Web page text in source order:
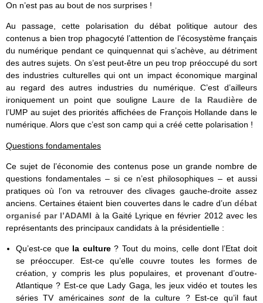
On n’est pas au bout de nos surprises !
Au passage, cette polarisation du débat politique autour des
contenus a bien trop phagocyté l’attention de l’écosystème français
du numérique pendant ce quinquennat qui s’achève, au détriment
des autres sujets. On s’est peut-être un peu trop préoccupé du sort
des industries culturelles qui ont un impact économique marginal
au regard des autres industries du numérique. C’est d’ailleurs
ironiquement un point que souligne Laure de la Raudièrede
l’UMP au sujet des priorités affichées de François Hollande dans le
numérique. Alors que c’est son camp qui a créé cette polarisation !
Questions fondamentales
Ce sujet de l’économie des contenus pose un grande nombre de
questions fondamentales – si ce n’est philosophiques – et aussi
pratiques où l’on va retrouver des clivages gauche-droite assez
anciens. Certaines étaient bien couvertes dans le cadre d’un débat
organisé par l’ADAMI à la Gaité Lyrique en février 2012 avec les
représentants des principaux candidats à la présidentielle :
Qu’est-ce que la culture? Tout du moins, celle dont l’Etat doit
se préoccuper. Est-ce qu’elle couvre toutes les formes de
création, y compris les plus populaires, et provenant d’outre-
Atlantique ? Est-ce que Lady Gaga, les jeux vidéo et toutes les
séries TV américainessont de la culture ? Est-ce qu’il faut